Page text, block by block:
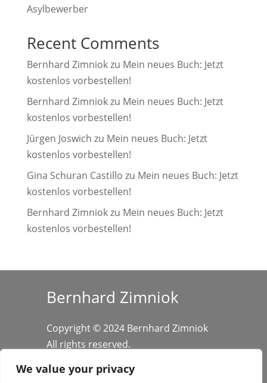
We value your privacy
Asylbewerber
Recent Comments
Bernhard Zimniokzu Mein neues Buch: Jetzt
kostenlos vorbestellen!
Bernhard Zimniokzu Mein neues Buch: Jetzt
kostenlos vorbestellen!
Jürgen Joswich zu Mein neues Buch: Jetzt
kostenlos vorbestellen!
Gina Schuran Castillo zu Mein neues Buch: Jetzt
kostenlos vorbestellen!
Bernhard Zimniokzu Mein neues Buch: Jetzt
kostenlos vorbestellen!
Bernhard Zimniok
Copyright © 2024 Bernhard Zimniok
All rights reserved.